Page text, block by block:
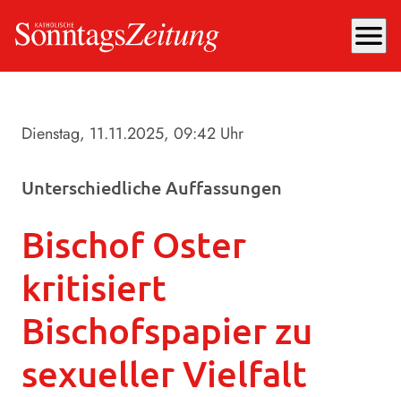
menu
Dienstag, 11.11.2025, 09:42 Uhr
Unterschiedliche Auffassungen
Bischof Oster
kritisiert
Bischofspapier zu
sexueller Vielfalt